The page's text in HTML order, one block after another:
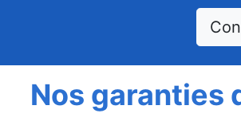
Nos garanties